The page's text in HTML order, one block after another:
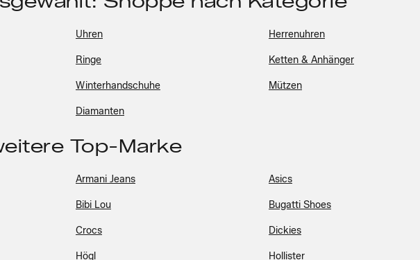
Uhren Herrenuhren
Ringe Ketten & Anhänger
Winterhandschuhe Mützen
Diamanten
Top-Marke
Armani Jeans Asics
Bibi Lou Bugatti Shoes
Crocs Dickies
Högl Hollister